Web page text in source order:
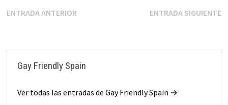
ENTRADA ANTERIOR ENTRADA SIGUIENTE
Gay Friendly Spain
Ver todas las entradas de Gay Friendly Spain →